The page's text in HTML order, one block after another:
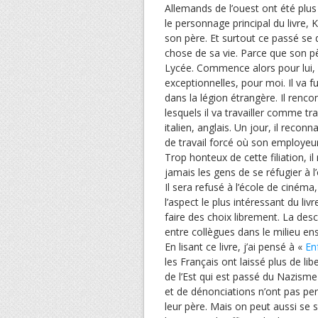
Allemands de l’ouest ont été
le personnage principal du livre,
son père. Et surtout ce passé se
chose de sa vie. Parce que son
Lycée. Commence alors pour
exceptionnelles, pour moi. Il va
dans la légion étrangère. Il
lesquels il va travailler comme
italien, anglais. Un jour, il
de travail forcé où son
Trop honteux de cette filiation,
jamais les gens de se réfugier à
Il sera refusé à l’école de
l’aspect le plus intéressant du
faire des choix librement. La
entre collègues dans le milieu
En lisant ce livre, j’ai pensé à «
les Français ont laissé plus de
de l’Est qui est passé du
et de dénonciations n’ont pas
leur père. Mais on peut aussi se